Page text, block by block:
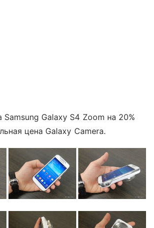
Samsung Galaxy S4 Zoom на 20%
цена Galaxy Camera.